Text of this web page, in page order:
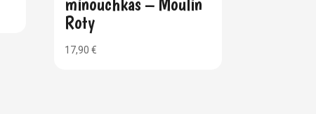
Roty
17,90€